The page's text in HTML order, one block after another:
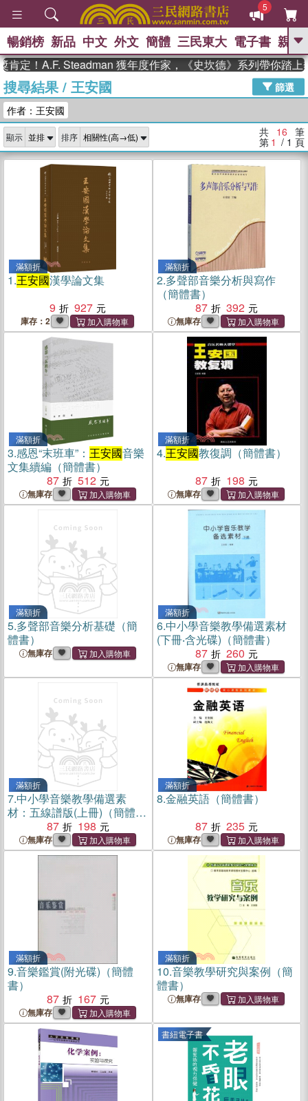
5
GO
高希均教授回憶錄
、 The Odyssey 、 父親節 、 花開錦
李登輝時代 、 數學女孩：黎曼猜想
、
如果歷史是一
群喵 、 臺灣漫遊錄
暢銷榜 新品 中文 外文 簡體 三民東大 電子書 親子
！A.F. Steadman 獲年度作家，《史坎德》系列帶你踏上熱
搜尋結果/ 王安國
篩選
作者：王安國
顯示 排序 共 16 筆
第 1 / 1 頁
滿額折
1.王安國漢學論文集
9
927
庫存：2
滿額折
2.多聲部音樂分析與寫作
（簡體書）
87
392
無庫存
滿額折
3.感恩“末班車”： 王安國音樂
文集續編（簡體書）
87
512
無庫存
滿額折
4.王安國教復調（簡體書）
87
198
無庫存
滿額折
5.多聲部音樂分析基礎（簡
體書）
無庫存
滿額折
6.中小學音樂教學備選素材
(下冊‧含光碟)（簡體書）
87
260
無庫存
滿額折
7.中小學音樂教學備選素
材：五線譜版(上冊)（簡體
87 198
無庫存
滿額折
8.金融英語（簡體書）
87
235
無庫存
滿額折
9.音樂鑑賞(附光碟)（簡體
書）
87
167
無庫存
滿額折
10.音樂教學研究與案例（簡
體書）
無庫存
書紐電子書